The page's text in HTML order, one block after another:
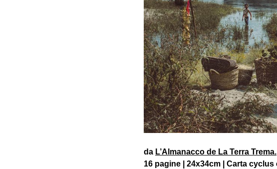
da L’Almanacco de La Terra Trema.
16 pagine | 24x34cm | Carta